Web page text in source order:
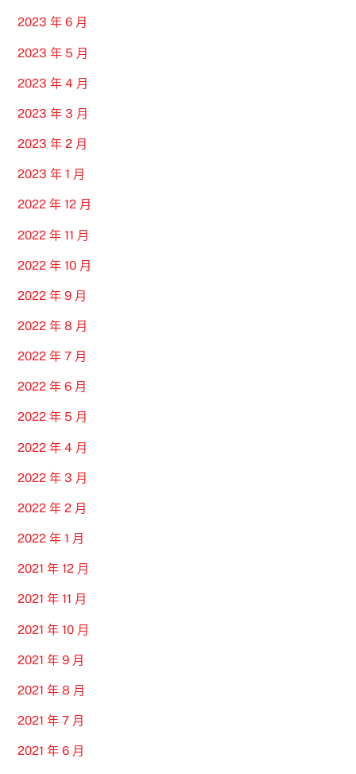
2023 年 6 月
2023 年 5 月
2023 年 4 月
2023 年 3 月
2023 年 2 月
2023 年 1 月
2022 年 12 月
2022 年 11 月
2022 年 10 月
2022 年 9 月
2022 年 8 月
2022 年 7 月
2022 年 6 月
2022 年 5 月
2022 年 4 月
2022 年 3 月
2022 年 2 月
2022 年 1 月
2021 年 12 月
2021 年 11 月
2021 年 10 月
2021 年 9 月
2021 年 8 月
2021 年 7 月
2021 年 6 月